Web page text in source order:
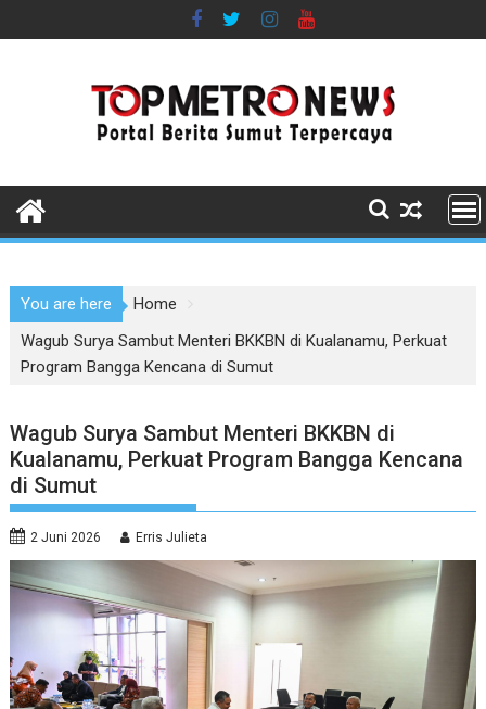
to
You are here
Home
Wagub Surya Sambut Menteri BKKBN di Kualanamu, Perkuat
Program Bangga Kencana di Sumut
Wagub Surya Sambut Menteri BKKBN di
Kualanamu, Perkuat Program Bangga Kencana
di Sumut
2 Juni 2026 Erris Julieta